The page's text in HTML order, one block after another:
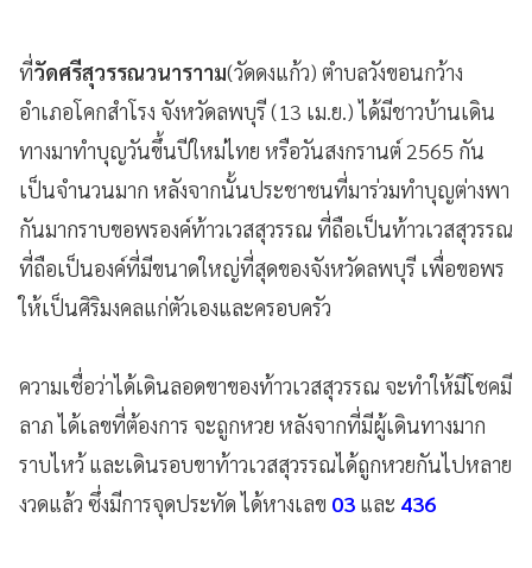
ที่วัดศรีสุวรรณวนาราาม(วัดดงแก้ว) ตำบลวังขอนกว้าง
อำเภอโคกสำโรง จังหวัดลพบุรี (13 เม.ย.) ได้มีชาวบ้านเดิน
ทางมาทำบุญวันขึ้นปีใหม่ไทย หรือวันสงกรานต์ 2565 กัน
เป็นจำนวนมาก หลังจากนั้นประชาชนที่มาร่วมทำบุญต่างพา
กันมากราบขอพรองค์ท้าวเวสสุวรรณ ที่ถือเป็นท้าวเวสสุวรรณ
ที่ถือเป็นองค์ที่มีขนาดใหญ่ที่สุดของจังหวัดลพบุรี เพื่อขอพร
ให้เป็นศิริมงคลแก่ตัวเองและครอบครัว
ความเชื่อว่าได้เดินลอดขาของท้าวเวสสุวรรณ จะทำให้มีโชคมี
ลาภ ได้เลขที่ต้องการ จะถูกหวย หลังจากที่มีผู้เดินทางมาก
ราบไหว้ และเดินรอบขาท้าวเวสสุวรรณได้ถูกหวยกันไปหลาย
งวดแล้ว ซึ่งมีการจุดประทัด ได้หางเลข 03 และ 436